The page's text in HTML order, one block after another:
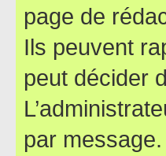
page de
Ils peuvent
peut décider
par message.